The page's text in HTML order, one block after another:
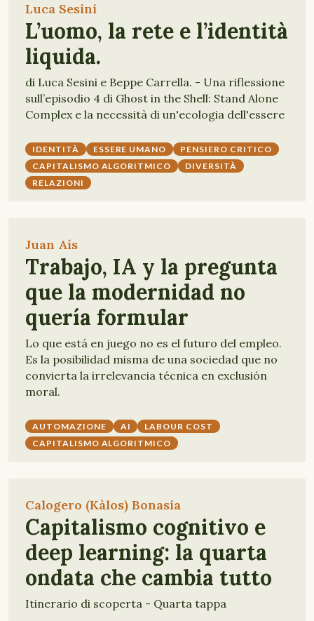
Luca Sesini
L’uomo, la rete e l’identità
liquida.
di Luca Sesini e Beppe Carrella. - Una riflessione
sull’episodio 4 di Ghost in the Shell: Stand Alone
Complex e la necessità di un'ecologia dell'essere
IDENTITÀ ESSERE UMANO
PENSIERO CRITICO
CAPITALISMO ALGORITMICO
DIVERSITÀ
RELAZIONI
Juan Aís
Trabajo, IA y la pregunta
que la modernidad no
quería formular
Lo que está en juego no es el futuro del empleo.
Es la posibilidad misma de una sociedad que no
convierta la irrelevancia técnica en exclusión
moral.
AUTOMAZIONE AI
LABOUR COST
CAPITALISMO ALGORITMICO
Calogero (Kàlos) Bonasia
Capitalismo cognitivo e
deep learning: la quarta
ondata che cambia tutto
Itinerario di scoperta - Quarta tappa